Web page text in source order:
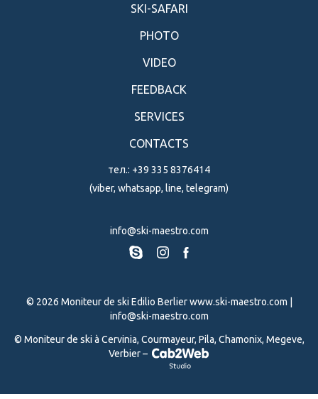
SKI-SAFARI
PHOTO
VIDEO
FEEDBACK
SERVICES
СONTACTS
тел.: +39 335 8376414
(viber, whatsapp, line, telegram)
info@ski-maestro.com
© 2026 Moniteur de ski Edilio Berlierwww.ski-maestro.com
info@ski-maestro.com
© Moniteur de ski à Cervinia, Courmayeur, Pila, Chamonix, Megeve,
Verbier –